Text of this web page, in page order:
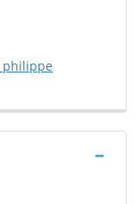
philippe